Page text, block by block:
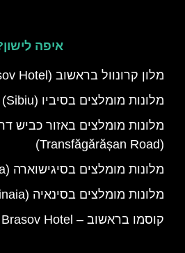
איפה
מלון קרונוול בראשוב (Kronwell Brasov Hotel)
מלונות מומלצים בסיביו (Sibiu) רומניה
מלונות מומלצים באזור כביש
(Transfăgărășan Road)
מלונות מומלצים בסיגישוארה (Sighișoara) רומניה
מלונות מומלצים בסינאיה (Sinaia) רומניה
קוסמו בראשוב – Qosmo Brasov Hotel